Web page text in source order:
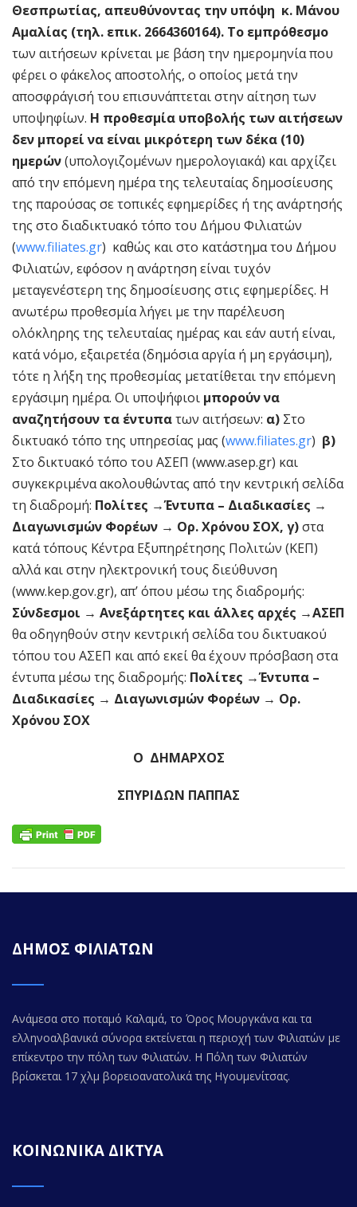
Θεσπρωτίας, απευθύνοντας την υπόψη κ. Μάνου
Αμαλίας (τηλ. επικ. 2664360164). Το εμπρόθεσμο
των αιτήσεων κρίνεται με βάση την ημερομηνία που
φέρει ο φάκελος αποστολής, ο οποίος μετά την
αποσφράγισή του επισυνάπτεται στην αίτηση των
υποψηφίων. Η προθεσμία υποβολής των αιτήσεων
δεν μπορεί να είναι μικρότερη των δέκα (10)
ημερών(υπολογιζομένων ημερολογιακά) και αρχίζει
από την επόμενη ημέρα της τελευταίας δημοσίευσης
της παρούσας σε τοπικές εφημερίδες ή της ανάρτησής
της στο διαδικτυακό τόπο του Δήμου Φιλιατών
(www.filiates.gr) καθώς και στο κατάστημα του Δήμου
Φιλιατών, εφόσον η ανάρτηση είναι τυχόν
μεταγενέστερη της δημοσίευσης στις εφημερίδες. Η
ανωτέρω προθεσμία λήγει με την παρέλευση
ολόκληρης της τελευταίας ημέρας και εάν αυτή είναι,
κατά νόμο, εξαιρετέα (δημόσια αργία ή μη εργάσιμη),
τότε η λήξη της προθεσμίας μετατίθεται την επόμενη
εργάσιμη ημέρα. Οι υποψήφιοι μπορούν να
αναζητήσουν τα έντυπατων αιτήσεων: α) Στο
δικτυακό τόπο της υπηρεσίας μας (www.filiates.gr) β)
Στο δικτυακό τόπο του ΑΣΕΠ (www.asep.gr) και
συγκεκριμένα ακολουθώντας από την κεντρική σελίδα
τη διαδρομή: Πολίτες →Έντυπα – Διαδικασίες →
Διαγωνισμών Φορέων → Ορ. Χρόνου ΣΟΧ, γ)στα
κατά τόπους Κέντρα Εξυπηρέτησης Πολιτών (ΚΕΠ)
αλλά και στην ηλεκτρονική τους διεύθυνση
(www.kep.gov.gr), απ’ όπου μέσω της διαδρομής:
Σύνδεσμοι → Ανεξάρτητες και άλλες αρχές →ΑΣΕΠ
θα οδηγηθούν στην κεντρική σελίδα του δικτυακού
τόπου του ΑΣΕΠ και από εκεί θα έχουν πρόσβαση στα
έντυπα μέσω της διαδρομής: Πολίτες →Έντυπα –
Διαδικασίες → Διαγωνισμών Φορέων → Ορ.
Χρόνου ΣΟΧ
Ο ΔΗΜΑΡΧΟΣ
ΣΠΥΡΙΔΩΝ ΠΑΠΠΑΣ
ΔΗΜΟΣ ΦΙΛΙΑΤΩΝ
Ανάμεσα στο ποταμό Καλαμά, το Όρος Μουργκάνα και τα
ελληνοαλβανικά σύνορα εκτείνεται η περιοχή των Φιλιατών με
επίκεντρο την πόλη των Φιλιατών. Η Πόλη των Φιλιατών
βρίσκεται 17 χλμ βορειοανατολικά της Ηγουμενίτσας.
ΚΟΙΝΩΝΙΚΑ ΔΙΚΤΥΑ